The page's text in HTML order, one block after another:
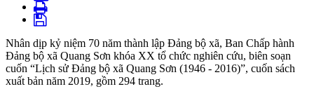
Nhân dịp kỷ niệm 70 năm thành lập Đảng bộ xã, Ban Chấp hành
Đảng bộ xã Quang Sơn khóa XX tổ chức nghiên cứu, biên soạn
cuốn “Lịch sử Đảng bộ xã Quang Sơn (1946 - 2016)”, cuốn sách
xuất bản năm 2019, gồm 294 trang.